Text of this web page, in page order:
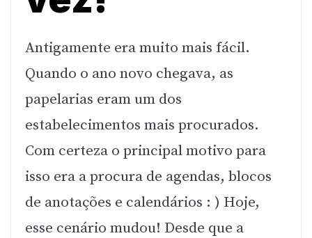
Antigamente era muito mais fácil.
Quando o ano novo chegava, as
papelarias eram um dos
estabelecimentos mais procurados.
Com certeza o principal motivo para
isso era a procura de agendas, blocos
de anotações e calendários : ) Hoje,
esse cenário mudou! Desde que a